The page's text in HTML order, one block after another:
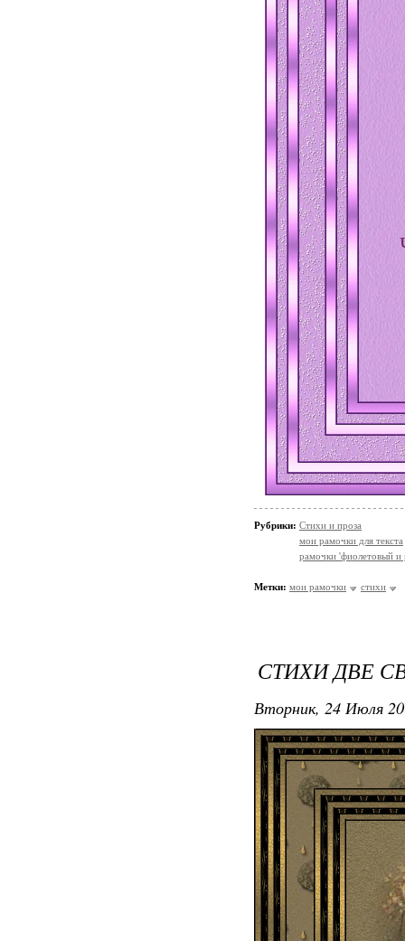
Рубрики: Стихи и проза
мои рамочки для текста
рамочки 'фиолетовый и
Метки: мои рамочки стихи
СТИХИ ДВЕ
Вторник, 24 Июля